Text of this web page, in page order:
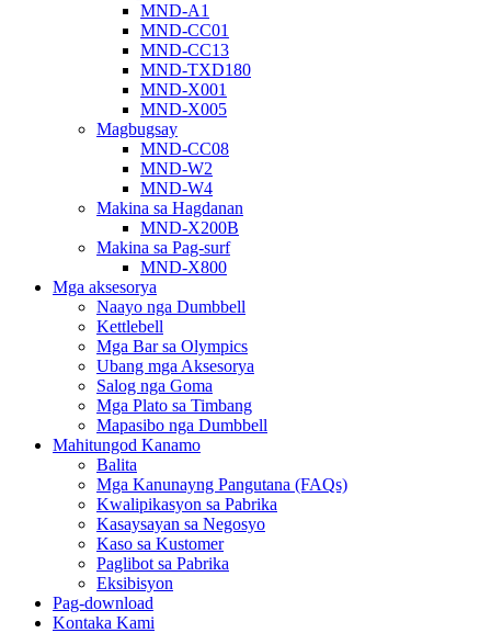
MND-A1
MND-CC01
MND-CC13
MND-TXD180
MND-X001
MND-X005
Magbugsay
MND-CC08
MND-W2
MND-W4
Makina sa Hagdanan
MND-X200B
Makina sa Pag-surf
MND-X800
Mga aksesorya
Naayo nga Dumbbell
Kettlebell
Mga Bar sa Olympics
Ubang mga Aksesorya
Salog nga Goma
Mga Plato sa Timbang
Mapasibo nga Dumbbell
Mahitungod Kanamo
Balita
Mga Kanunayng Pangutana (FAQs)
Kwalipikasyon sa Pabrika
Kasaysayan sa Negosyo
Kaso sa Kustomer
Paglibot sa Pabrika
Eksibisyon
Pag-download
Kontaka Kami